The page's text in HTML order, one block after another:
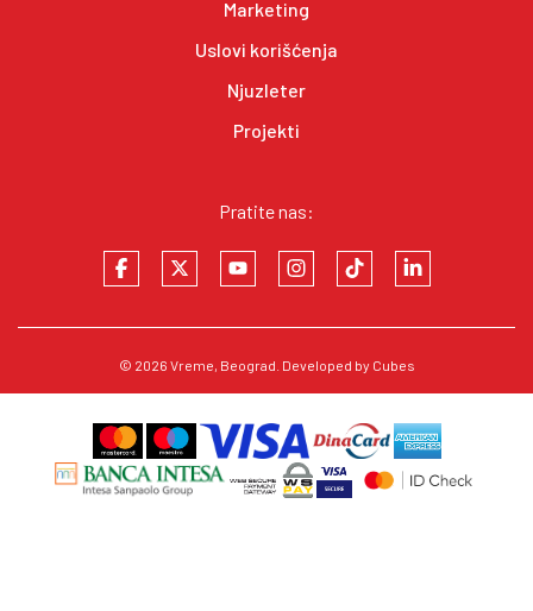
Marketing
Uslovi korišćenja
Njuzleter
Projekti
Pratite nas:
© 2026 Vreme, Beograd. Developed by Cubes